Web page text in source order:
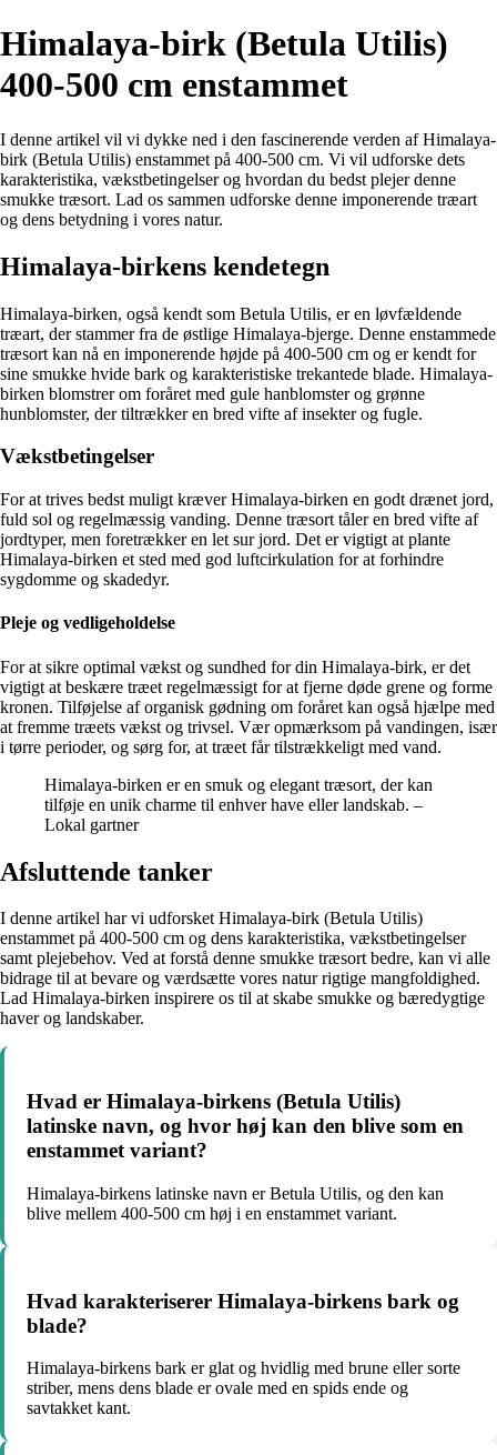
Himalaya-birk (Betula Utilis)
400-500 cm enstammet
I denne artikel vil vi dykke ned i den fascinerende verden af Himalaya-
birk (Betula Utilis) enstammet på 400-500 cm. Vi vil udforske dets
karakteristika, vækstbetingelser og hvordan du bedst plejer denne
smukke træsort. Lad os sammen udforske denne imponerende træart
og dens betydning i vores natur.
Himalaya-birkens kendetegn
Himalaya-birken, også kendt som Betula Utilis, er en løvfældende
træart, der stammer fra de østlige Himalaya-bjerge. Denne enstammede
træsort kan nå en imponerende højde på 400-500 cm og er kendt for
sine smukke hvide bark og karakteristiske trekantede blade. Himalaya-
birken blomstrer om foråret med gule hanblomster og grønne
hunblomster, der tiltrækker en bred vifte af insekter og fugle.
Vækstbetingelser
For at trives bedst muligt kræver Himalaya-birken en godt drænet jord,
fuld sol og regelmæssig vanding. Denne træsort tåler en bred vifte af
jordtyper, men foretrækker en let sur jord. Det er vigtigt at plante
Himalaya-birken et sted med god luftcirkulation for at forhindre
sygdomme og skadedyr.
Pleje og vedligeholdelse
For at sikre optimal vækst og sundhed for din Himalaya-birk, er det
vigtigt at beskære træet regelmæssigt for at fjerne døde grene og forme
kronen. Tilføjelse af organisk gødning om foråret kan også hjælpe med
at fremme træets vækst og trivsel. Vær opmærksom på vandingen, især
i tørre perioder, og sørg for, at træet får tilstrækkeligt med vand.
Himalaya-birken er en smuk og elegant træsort, der kan
tilføje en unik charme til enhver have eller landskab. –
Lokal gartner
Afsluttende tanker
I denne artikel har vi udforsket Himalaya-birk (Betula Utilis)
enstammet på 400-500 cm og dens karakteristika, vækstbetingelser
samt plejebehov. Ved at forstå denne smukke træsort bedre, kan vi alle
bidrage til at bevare og værdsætte vores natur rigtige mangfoldighed.
Lad Himalaya-birken inspirere os til at skabe smukke og bæredygtige
haver og landskaber.
Hvad er Himalaya-birkens (Betula Utilis)
latinske navn, og hvor høj kan den blive som en
enstammet variant?
Himalaya-birkens latinske navn er Betula Utilis, og den kan
blive mellem 400-500 cm høj i en enstammet variant.
Hvad karakteriserer Himalaya-birkens bark og
blade?
Himalaya-birkens bark er glat og hvidlig med brune eller sorte
striber, mens dens blade er ovale med en spids ende og
savtakket kant.